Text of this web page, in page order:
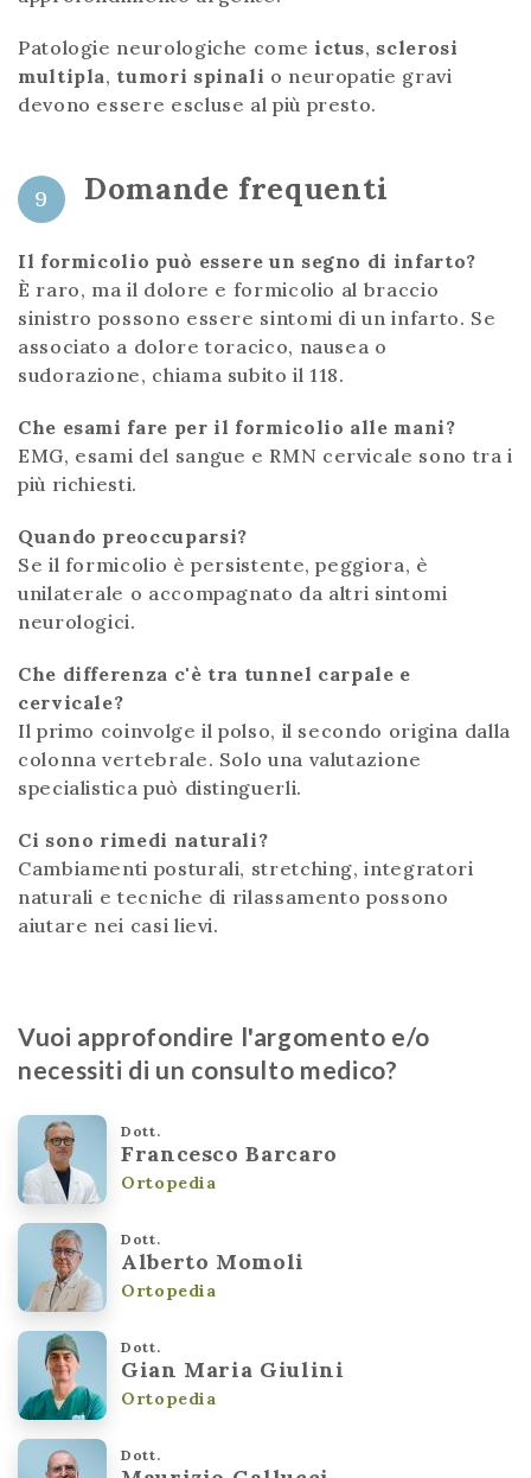
Patologie neurologiche come ictus, sclerosi
multipla, tumori spinali o neuropatie gravi
devono essere escluse al più presto.
9 Domande frequenti
Il formicolio può essere un segno di infarto?
È raro, ma il dolore e formicolio al braccio
sinistro possono essere sintomi di un infarto. Se
associato a dolore toracico, nausea o
sudorazione, chiama subito il 118.
Che esami fare per il formicolio alle mani?
EMG, esami del sangue e RMN cervicale sono tra i
più richiesti.
Quando preoccuparsi?
Se il formicolio è persistente, peggiora, è
unilaterale o accompagnato da altri sintomi
neurologici.
Che differenza c'è tra tunnel carpale e
cervicale?
Il primo coinvolge il polso, il secondo origina dalla
colonna vertebrale. Solo una valutazione
specialistica può distinguerli.
Ci sono rimedi naturali?
Cambiamenti posturali, stretching, integratori
naturali e tecniche di rilassamento possono
aiutare nei casi lievi.
Vuoi approfondire l'argomento e/o
necessiti di un consulto medico?
Dott.
Francesco Barcaro
Ortopedia
Dott.
Alberto Momoli
Ortopedia
Dott.
Gian Maria Giulini
Ortopedia
Dott.